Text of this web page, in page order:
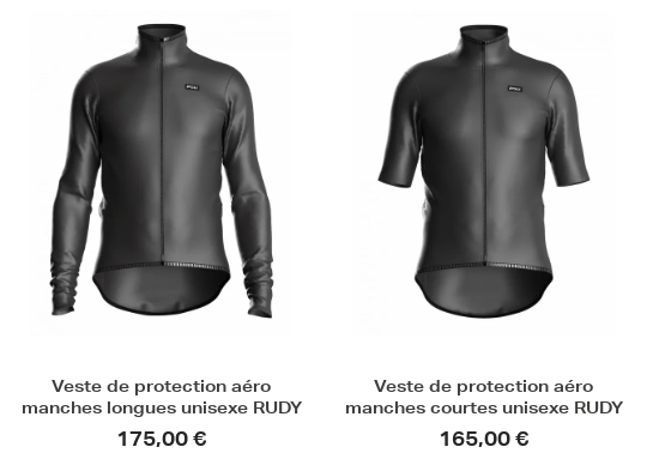
Veste de protection aéro
manches courtes unisexe RUDY
165,00 €
Veste vélo thermique homme -
VELJKO
99,90 €